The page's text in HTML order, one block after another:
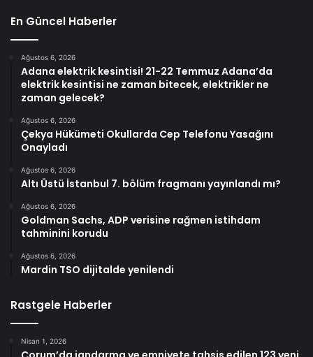
En Güncel Haberler
Ağustos 6, 2026
Adana elektrik kesintisi! 21-22 Temmuz Adana’da
elektrik kesintisi ne zaman bitecek, elektrikler ne
zaman gelecek?
Ağustos 6, 2026
Çekya Hükümeti Okullarda Cep Telefonu Yasağını
Onayladı
Ağustos 6, 2026
Altı Üstü İstanbul 7. bölüm fragmanı yayınlandı mı?
Ağustos 6, 2026
Goldman Sachs, ADP verisine rağmen istihdam
tahminini korudu
Ağustos 6, 2026
Mardin TSO dijitalde yenilendi
Rastgele Haberler
Nisan 1, 2026